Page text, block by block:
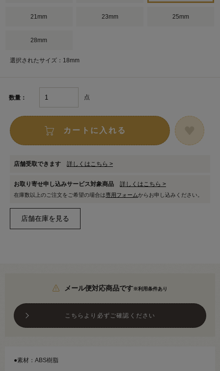
21mm 23mm 25mm
28mm
選択されたサイズ：18mm
数量： 点
カートに入れる
店舗受取できます 詳しくはこちら >
お取り寄せ申し込みサービス対象商品 詳しくはこちら >
在庫数以上のご注文をご希望の場合は専用フォームからお申し込みください。
メール便対応商品です※利用条件あり
こちらより必ずご確認ください
●素材：ABS樹脂